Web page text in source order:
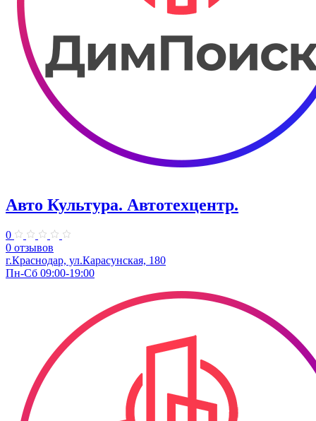
Авто Культура. ​Автотехцентр.
0
0 отзывов
​г.Краснодар, ул.Карасунская, 180
Пн-Сб 09:00-19:00